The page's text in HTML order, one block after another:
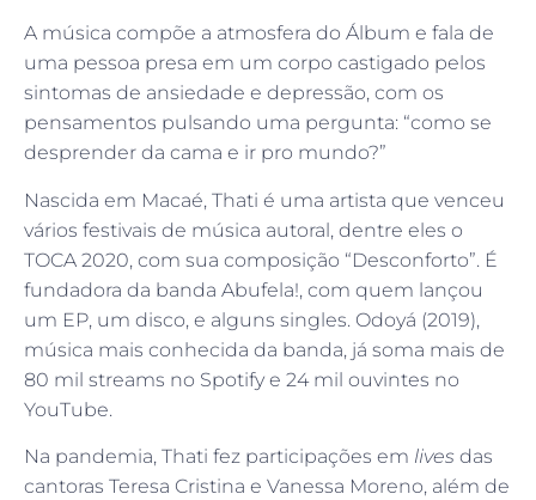
A música compõe a atmosfera do Álbum e fala de
uma pessoa presa em um corpo castigado pelos
sintomas de ansiedade e depressão, com os
pensamentos pulsando uma pergunta: “como se
desprender da cama e ir pro mundo?”
Nascida em Macaé, Thati é uma artista que venceu
vários festivais de música autoral, dentre eles o
TOCA 2020, com sua composição “Desconforto”. É
fundadora da banda Abufela!, com quem lançou
um EP, um disco, e alguns singles. Odoyá (2019),
música mais conhecida da banda, já soma mais de
80 mil streams no Spotify e 24 mil ouvintes no
YouTube.
Na pandemia, Thati fez participações em lives das
cantoras Teresa Cristina e Vanessa Moreno, além de